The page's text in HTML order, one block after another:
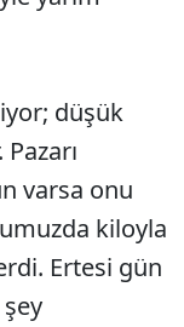
düşük
varsa onu
kiloyla
Ertesi gün